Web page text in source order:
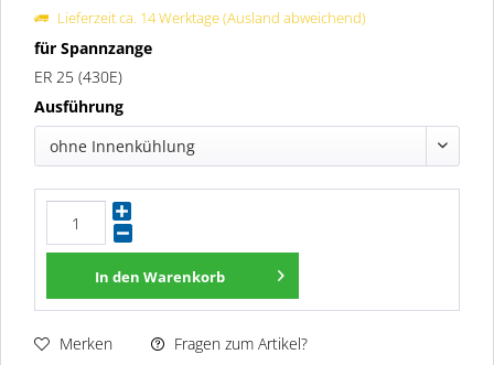
Lieferzeit ca. 14 Werktage (Ausland abweichend)
für Spannzange
ER 25 (430E)
Ausführung
ohne Innenkühlung
In den Warenkorb
Merken Fragen zum Artikel?